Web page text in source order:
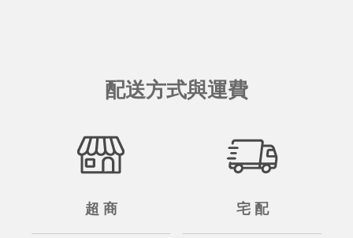
配送方式與運費
超 商 宅 配